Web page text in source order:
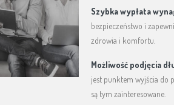
Szybka wypłata
bezpieczeństwo i
zdrowia i komfortu.
Możliwość podjęcia
jest punktem wyjścia do
są tym zainteresowane.